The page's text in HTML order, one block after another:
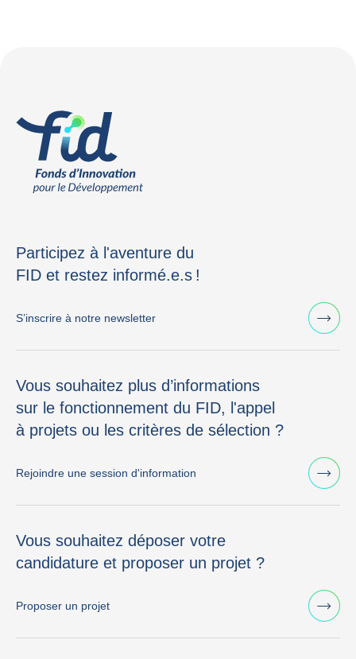
Participez à l'aventure du
FID et restez informé.e.s !
S’inscrire à notre newsletter
Vous souhaitez plus d’informations
sur le fonctionnement du FID, l'appel
à projets ou les critères de sélection ?
Rejoindre une session d'information
Vous souhaitez déposer votre
candidature et proposer un projet ?
Proposer un projet